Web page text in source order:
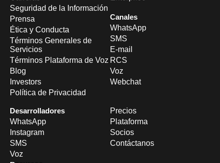
Seguridad de la Información
Prensa
Ética y Conducta
Términos Generales de
Servicios
Términos Plataforma de Voz
Blog
Investors
Política de Privacidad
Canales
WhatsApp
SMS
E-mail
RCS
Voz
Webchat
Desarrolladores
WhatsApp
Instagram
SMS
Voz
Precios
Plataforma
Socios
Contáctanos